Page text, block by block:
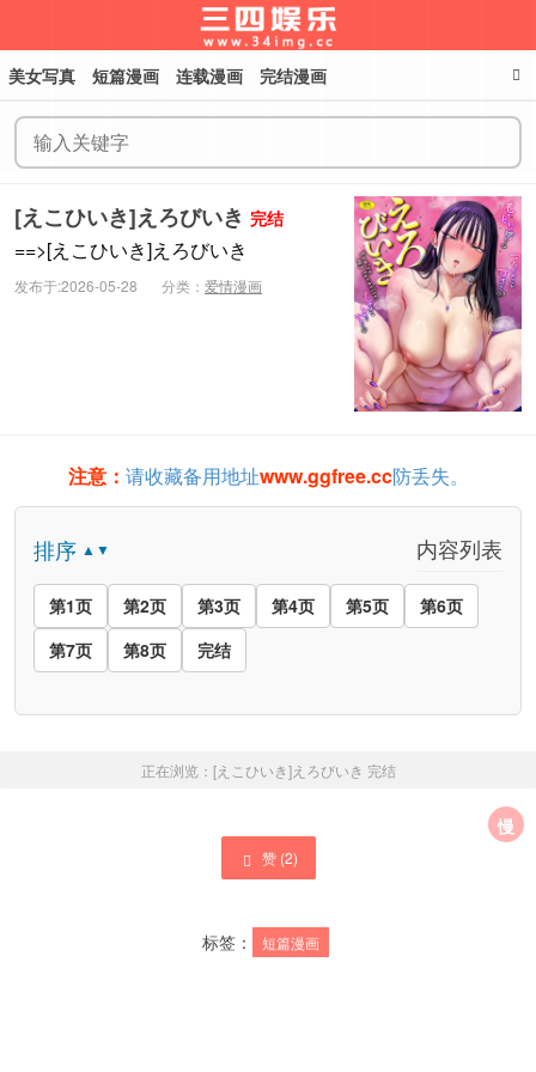
美女写真 短篇漫画 连载漫画 完结漫画
[えこひいき]えろびいき 完结
==>[えこひいき]えろびいき
发布于:2026-05-28 分类： 爱情漫画
注意： 请收藏备用地址www.ggfree.cc防丢失。
排序 ▲▼ 内容列表
第1页 第2页 第3页 第4页 第5页
第6页
第7页
第8页 完结
正在浏览： [えこひいき]えろびいき 完结
赞 (2)
标签： 短篇漫画
慢